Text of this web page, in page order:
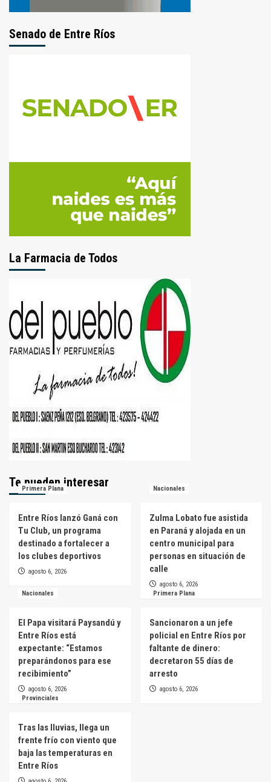
Senado de Entre Ríos
La Farmacia de Todos
Te pueden interesar
Primera Plana
Entre Ríos lanzó Ganá con
Tu Club, un programa
destinado a fortalecer a
los clubes deportivos
agosto 6, 2026
Nacionales
Zulma Lobato fue asistida
en Paraná y alojada en un
centro municipal para
personas en situación de
calle
agosto 6, 2026
Nacionales
El Papa visitará Paysandú y
Entre Ríos está
expectante: “Estamos
preparándonos para ese
recibimiento”
agosto 6, 2026
Primera Plana
Sancionaron a un jefe
policial en Entre Ríos por
faltante de dinero:
decretaron 55 días de
arresto
agosto 6, 2026
Provinciales
Tras las lluvias, llega un
frente frío con viento que
baja las temperaturas en
Entre Ríos